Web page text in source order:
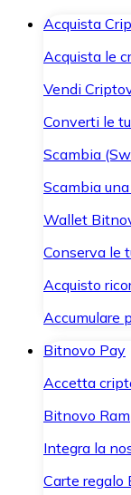
Acquista
Acquista le
Vendi
Converti le
Scambia
Scambia
Wallet
Conserva le
Acquisto
Accumulare
Bitnovo Pay
Accetta
Bitnovo
Integra la
Carte regalo